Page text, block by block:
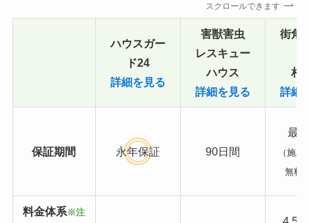
スクロールできます
ハウスガー
ド24
詳細を見る
害獣害虫
レスキュー
ハウス
詳細を見る
街角
相
詳細
保証期間 永年保証 90日間
最
（施
無料
料金体系※注